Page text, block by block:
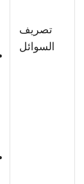
تصريف
السوائل